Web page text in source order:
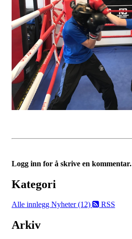
Logg inn for å skrive en kommentar.
Kategori
Alle innlegg Nyheter (12) RSS
Arkiv